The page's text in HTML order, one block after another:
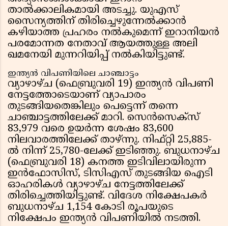
താൽക്കാലികമായി അടച്ചു. യുഎസ്
സൈന്യത്തിന് തിരിച്ചെഴുന്നേൽക്കാൻ
കഴിയാത്ത പ്രഹരം നൽകുമെന്ന് ഇറാനിയൻ
പരമോന്നത നേതാവ് ആയത്തുള്ള അലി
ഖമനേയി മുന്നറിയിപ്പ് നൽകിയിട്ടുണ്ട്.
ഇന്ത്യൻ വിപണിയിലെ ചാഞ്ചാട്ടം
വ്യാഴാഴ്ച (ഫെബ്രുവരി 19) ഇന്ത്യൻ വിപണി
നേട്ടത്തോടെയാണ് വ്യാപാരം
തുടങ്ങിയതെങ്കിലും പെട്ടെന്ന് തന്നെ
ചാഞ്ചാട്ടത്തിലേക്ക് മാറി. സെൻസെക്സ്
83,979 വരെ ഉയർന്ന ശേഷം 83,600
നിലവാരത്തിലേക്ക് താഴ്ന്നു. നിഫ്റ്റി 25,885-
ൽ നിന്ന് 25,780-ലേക്ക് ഇടിഞ്ഞു. ബുധനാഴ്ച
(ഫെബ്രുവരി 18) കനത്ത ഇടിവിലായിരുന്ന
ഇൻഫോസിസ്, ടിസിഎസ് തുടങ്ങിയ ഐടി
ഓഹരികൾ വ്യാഴാഴ്ച നേട്ടത്തിലേക്ക്
തിരിച്ചെത്തിയിട്ടുണ്ട്. വിദേശ നിക്ഷേപകർ
ബുധനാഴ്ച 1,154 കോടി രൂപയുടെ
നിക്ഷേപം ഇന്ത്യൻ വിപണിയിൽ നടത്തി.